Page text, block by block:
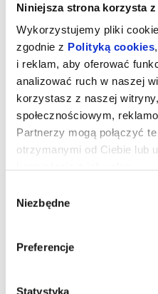
Niniejsza strona korzysta
Wykorzystujemy pliki
zgodnie z Polityką cookies
i reklam, aby oferować
analizować ruch w naszej
korzystasz z naszej
społecznościowym,
Partnerzy mogą połączyć
otrzymanymi od Ciebie lub
zgody
Niezbędne
Preferencje
Statystyka
STRASZNY FILM -
Seria filmów Straszny Film
przez Marlona Wayansa,
Komedie z serii Straszny Film